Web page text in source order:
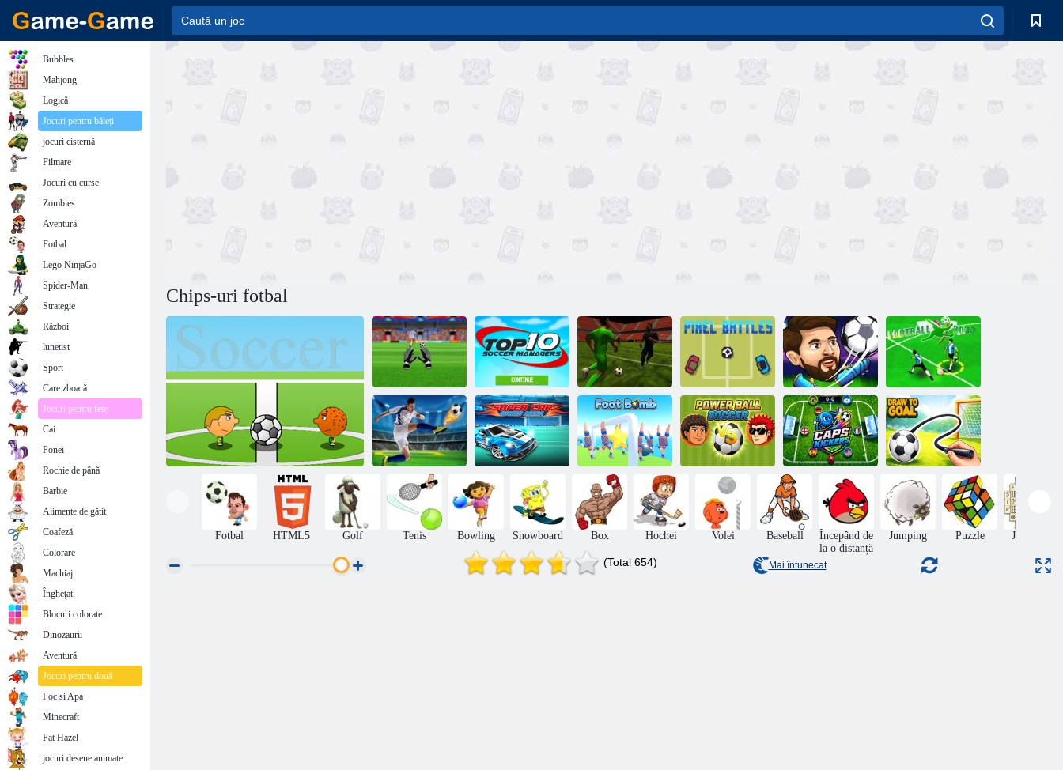
Chips-uri fotbal
Portar Challenge
Top 10 manageri
de fotbal
Campioni de
fotbal 3D
Bătălii de pixeli Volei 2020 Fotbal 2020
Cupa Mondială
2020 fotbal
Super Car
Soccer Arena
Bombă la picior
Minge de putere
de fotbal
Caps Kickers Remiză la Gol
Fotbal HTML5 Golf Tenis Bowling Snowboard Box Hochei Volei Baseball
Începând de
la o distanță
Jumping Puzzle
Jocuri de
(Total 654) Mai întunecat
Bubbles
Mahjong
Logică
Jocuri pentru băieți
jocuri cisternă
Filmare
Jocuri cu curse
Zombies
Aventură
Fotbal
Lego NinjaGo
Spider-Man
Strategie
Război
lunetist
Sport
Care zboară
Jocuri pentru fete
Cai
Ponei
Rochie de până
Barbie
Alimente de gătit
Coafeză
Colorare
Machiaj
Îngheţat
Blocuri colorate
Dinozaurii
Aventură
Jocuri pentru două
Foc si Apa
Minecraft
Pat Hazel
jocuri desene animate